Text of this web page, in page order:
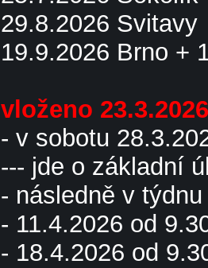
29.8.2026 Svitavy
19.9.2026 Brno +
vloženo
- v sobotu
--- jde o základní
- následně v
- 11.4.2026 od
- 18.4.2026 od